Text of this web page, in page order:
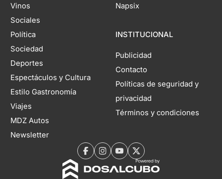
Vinos
Sociales
Política
Sociedad
Deportes
Espectáculos y Cultura
Estilo Gastronomía
Viajes
MDZ Autos
Newsletter
Napsix
INSTITUCIONAL
Publicidad
Contacto
Políticas de seguridad y
privacidad
Términos y condiciones